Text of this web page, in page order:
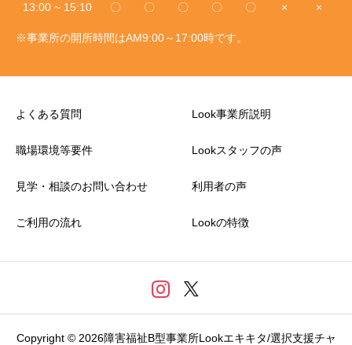
13:00 ~ 15:10 〇 〇 〇 〇 〇 × ×
※事業所の開所時間はAM9:00～17:00時です。
よくある質問
職場環境等要件
見学・相談のお問い合わせ
ご利用の流れ
Look事業所説明
Lookスタッフの声
利用者の声
Lookの特徴
Copyright © 2026障害福祉B型事業所Lookエキキタ/選択支援チャ